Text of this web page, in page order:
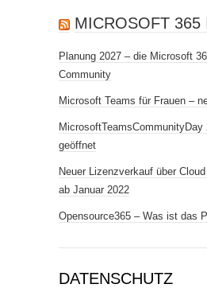
MICROSOFT 365
Planung 2027 – die Microsoft
Community
Microsoft Teams für Frauen –
MicrosoftTeamsCommunityDay
geöffnet
Neuer Lizenzverkauf über
ab Januar 2022
Opensource365 – Was ist das
DATENSCHUTZ